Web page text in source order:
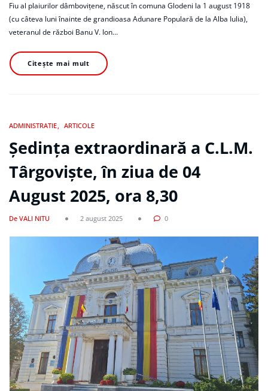
Fiu al plaiurilor dâmbovițene, născut în comuna Glodeni la 1 august 1918
(cu câteva luni înainte de grandioasa Adunare Populară de la Alba Iulia),
veteranul de război Banu V. Ion…
Citește mai mult
ADMINISTRATIE ARTICOLE
Ședința extraordinară a C.L.M.
Târgoviște, în ziua de 04
August 2025, ora 8,30
De VALI NITU 2 august 2025 0